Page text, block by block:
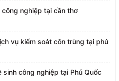
Dịch vụ vệ sinh công nghiệp tại cần thơ
vụ kiểm soát côn trùng tại phú
sinh công nghiệp tại Phú Quốc